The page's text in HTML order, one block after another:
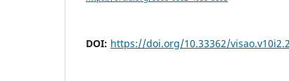
DOI: https://doi.org/10.33362/